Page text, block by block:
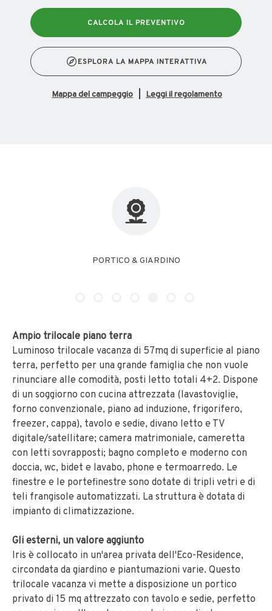
CALCOLA IL PREVENTIVO
ESPLORA LA MAPPA INTERATTIVA
mappa del campeggio Leggi il regolamento
FREE WIFI
Ampio trilocale piano terra
Luminoso trilocale vacanza di 57mq di superficie al piano
terra, perfetto per una grande famiglia che non vuole
rinunciare alle comodità, posti letto totali 4+2. Dispone
di un soggiorno con cucina attrezzata (lavastoviglie,
forno convenzionale, piano ad induzione, frigorifero,
freezer, cappa), tavolo e sedie, divano letto e TV
digitale/satellitare; camera matrimoniale, cameretta
con letti sovrapposti; bagno completo e moderno con
doccia, wc, bidet e lavabo, phone e termoarredo. Le
finestre e le portefinestre sono dotate di tripli vetri e di
teli frangisole automatizzati. La struttura è dotata di
impianto di climatizzazione.
Gli esterni, un valore aggiunto
Iris è collocato in un'area privata dell'Eco-Residence,
circondata da giardino e piantumazioni varie. Questo
trilocale vacanza vi mette a disposizione un portico
privato di 15 mq attrezzato con tavolo e sedie, perfetto